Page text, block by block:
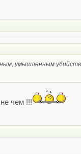
умышленным
чем !!!